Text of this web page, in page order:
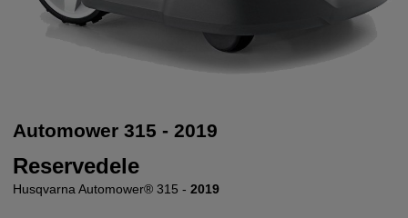
Automower 315 - 2019
Reservedele
Husqvarna Automower® 315 - 2019